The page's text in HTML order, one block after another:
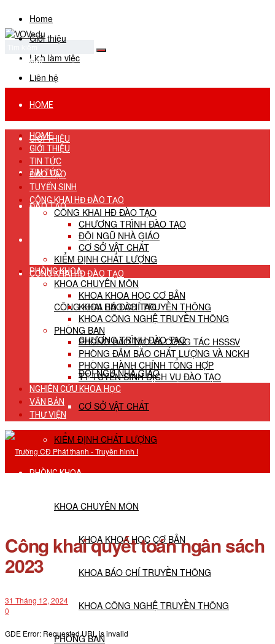
Home
Giới thiệu
Lịch làm việc
Liên hệ
No Result
View All Result
HOME
GIỚI THIỆU
TIN TỨC
ĐÀO TẠO
TUYỂN SINH
CÔNG KHAI HĐ ĐÀO TẠO
CÔNG KHAI HĐ ĐÀO TẠO
CHƯƠNG TRÌNH ĐÀO TẠO
ĐỘI NGŨ NHÀ GIÁO
CƠ SỞ VẬT CHẤT
KIỂM ĐỊNH CHẤT LƯỢNG
PHÒNG KHOA
KHOA CHUYÊN MÔN
KHOA KHOA HỌC CƠ BẢN
KHOA BÁO CHÍ TRUYỀN THÔNG
KHOA CÔNG NGHỆ TRUYỀN THÔNG
PHÒNG BAN
HOME
GIỚI THIỆU
TIN TỨC
ĐÀO TẠO
TUYỂN SINH
CÔNG KHAI HĐ ĐÀO TẠO
CÔNG KHAI HĐ ĐÀO TẠO
CHƯƠNG TRÌNH ĐÀO TẠO
ĐỘI NGŨ NHÀ GIÁO
CƠ SỞ VẬT CHẤT
KIỂM ĐỊNH CHẤT LƯỢNG
PHÒNG KHOA
KHOA CHUYÊN MÔN
KHOA KHOA HỌC CƠ BẢN
KHOA BÁO CHÍ TRUYỀN THÔNG
KHOA CÔNG NGHỆ TRUYỀN THÔNG
PHÒNG BAN
PHÒNG ĐÀO TẠO VÀ CÔNG TÁC HSSSV
PHÒNG ĐẢM BẢO CHẤT LƯỢNG VÀ NCKH
PHÒNG HÀNH CHÍNH TỔNG HỢP
TT TUYỂN SINH DỊCH VỤ ĐÀO TẠO
NGHIÊN CỨU KHOA HỌC
VĂN BẢN
THƯ VIỆN
Công khai quyết toán ngân sách
2023
31 Tháng 12, 2024
0
GDE Error: Requested URL is invalid